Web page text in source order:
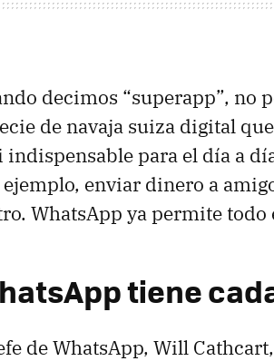
decimos “superapp”, no
de navaja suiza digital
indispensable para el día a
enviar dinero a
WhatsApp ya permite
tiene
de WhatsApp, Will Cathcart,